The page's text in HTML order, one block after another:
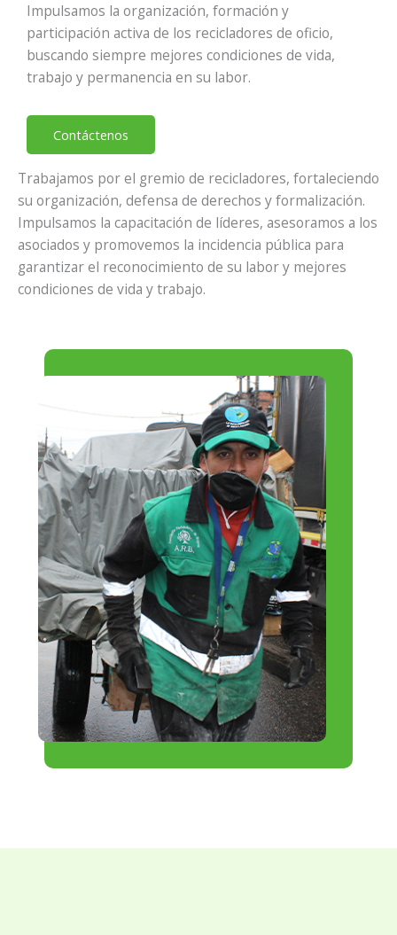
Impulsamos la organización, formación y
participación activa de los recicladores de oficio,
buscando siempre mejores condiciones de vida,
trabajo y permanencia en su labor.
Contáctenos
Trabajamos por el gremio de recicladores, fortaleciendo
su organización, defensa de derechos y formalización.
Impulsamos la capacitación de líderes, asesoramos a los
asociados y promovemos la incidencia pública para
garantizar el reconocimiento de su labor y mejores
condiciones de vida y trabajo.